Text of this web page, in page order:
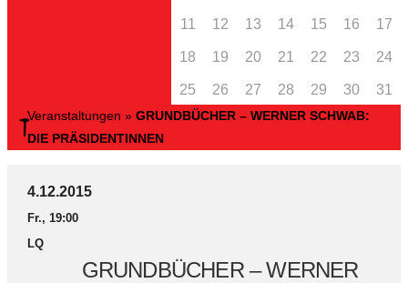
11 12 13 14 15 16 17
18 19 20 21 22 23 24
25 26 27 28 29 30 31
Veranstaltungen » GRUNDBÜCHER – WERNER SCHWAB:
DIE PRÄSIDENTINNEN
4.12.2015
Fr., 19:00
LQ
GRUNDBÜCHER – WERNER